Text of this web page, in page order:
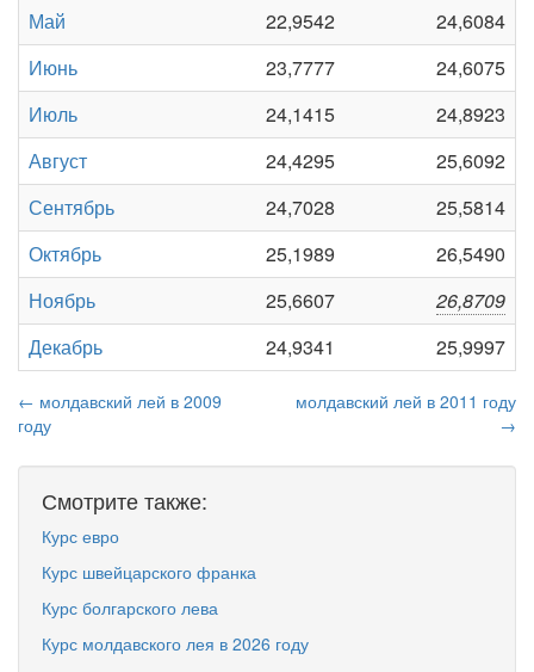
Май
22,9542
24,6084
Июнь
23,7777
24,6075
Июль
24,1415
24,8923
Август
24,4295
25,6092
Сентябрь
24,7028
25,5814
Октябрь
25,1989
26,5490
Ноябрь
25,6607
26,8709
Декабрь
24,9341 25,9997
← молдавский лей в 2009
году
молдавский лей в 2011 году
→
Смотрите также:
Курс евро
Курс швейцарского франка
Курс болгарского лева
Курс молдавского лея в 2026 году